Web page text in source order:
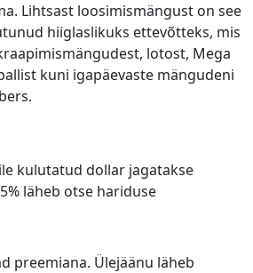
Lihtsast loosimismängust on see
hiiglaslikuks ettevõtteks, mis
lotost, Mega
kuni igapäevaste mängudeni
kulutatud dollar jagatakse
läheb otse hariduse
preemiana. Ülejäänu läheb